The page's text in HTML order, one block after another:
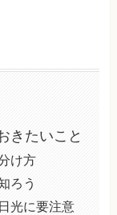
きたいこと
け方
ろう
光に要注意